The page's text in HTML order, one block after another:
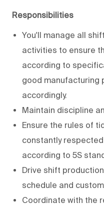
Responsibilities
You'll manage all
activities to ensure
according to
good manufacturing
accordingly.
Maintain discipline
Ensure the rules of
constantly
according to 5S
Drive shift
schedule and
Coordinate with the